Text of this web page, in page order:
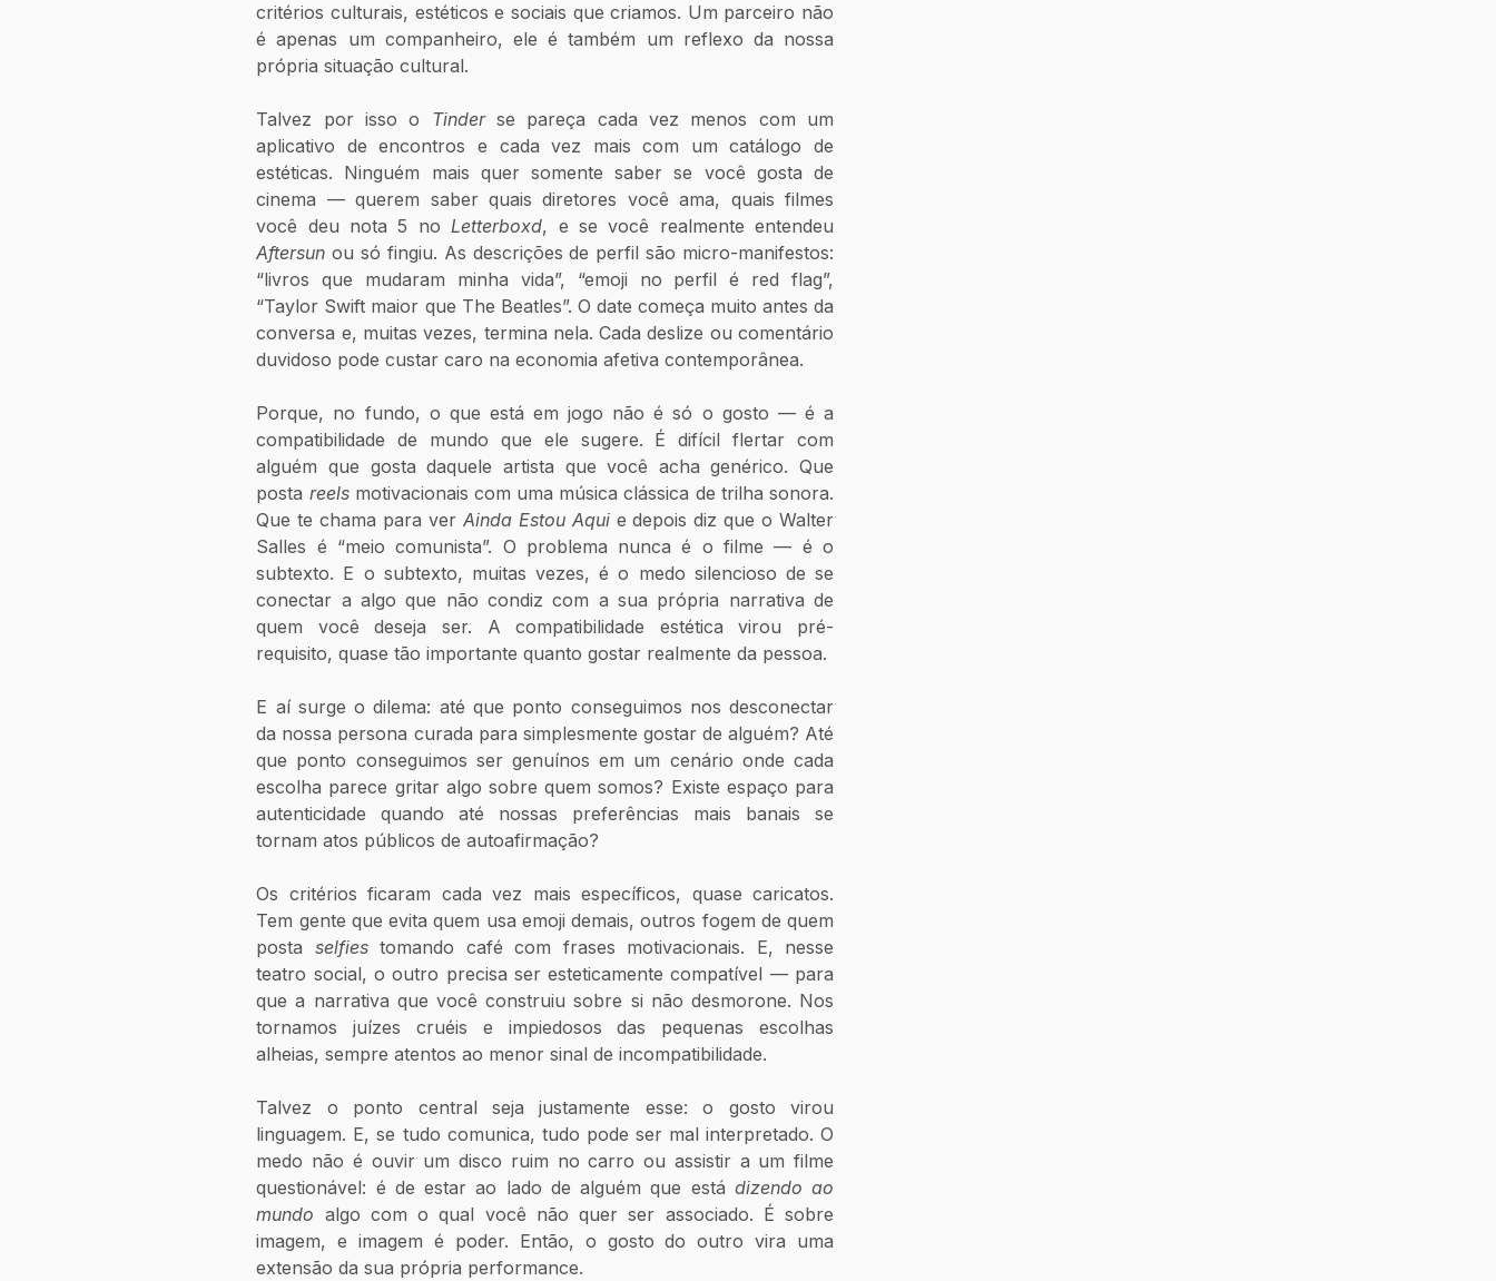
critérios culturais, estéticos e sociais que criamos. Um parceiro não
é apenas um companheiro, ele é também um reflexo da nossa
própria situação cultural.
Talvez por isso o Tinder se pareça cada vez menos com um
aplicativo de encontros e cada vez mais com um catálogo de
estéticas. Ninguém mais quer somente saber se você gosta de
cinema — querem saber quais diretores você ama, quais filmes
você deu nota 5 no Letterboxd
Aftersun ou só fingiu. As descrições de perfil são micro-manifestos:
“livros que mudaram minha vida”, “emoji no perfil é red flag”,
“Taylor Swift maior que The Beatles”. O date começa muito antes da
conversa e, muitas vezes, termina nela. Cada deslize ou comentário
duvidoso pode custar caro na economia afetiva contemporânea.
Porque, no fundo, o que está em jogo não é só o gosto — é a
compatibilidade de mundo que ele sugere. É difícil flertar com
alguém que gosta daquele artista que você acha genérico. Que
posta reels motivacionais com uma música clássica de trilha sonora.
Que te chama para ver Ainda Estou Aqui e depois diz que o Walter
Salles é “meio comunista”. O problema nunca é o filme — é o
subtexto. E o subtexto, muitas vezes, é o medo silencioso de se
conectar a algo que não condiz com a sua própria narrativa de
quem você deseja ser. A compatibilidade estética virou pré-
requisito, quase tão importante quanto gostar realmente da pessoa.
E aí surge o dilema: até que ponto conseguimos nos desconectar
da nossa persona curada para simplesmente gostar de alguém? Até
que ponto conseguimos ser genuínos em um cenário onde cada
escolha parece gritar algo sobre quem somos? Existe espaço para
autenticidade quando até nossas preferências mais banais se
tornam atos públicos de autoafirmação?
Os critérios ficaram cada vez mais específicos, quase caricatos.
Tem gente que evita quem usa emoji demais, outros fogem de quem
posta selfies tomando café com frases motivacionais. E, nesse
teatro social, o outro precisa ser esteticamente compatível — para
que a narrativa que você construiu sobre si não desmorone. Nos
tornamos juízes cruéis e impiedosos das pequenas escolhas
alheias, sempre atentos ao menor sinal de incompatibilidade.
Talvez o ponto central seja justamente esse: o gosto virou
linguagem. E, se tudo comunica, tudo pode ser mal interpretado. O
medo não é ouvir um disco ruim no carro ou assistir a um filme
questionável: é de estar ao lado de alguém que está dizendo ao
mundo algo com o qual você não quer ser associado. É sobre
imagem, e imagem é poder. Então, o gosto do outro vira uma
extensão da sua própria performance.